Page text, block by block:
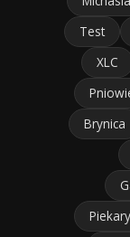
Test
XLC
Brynica